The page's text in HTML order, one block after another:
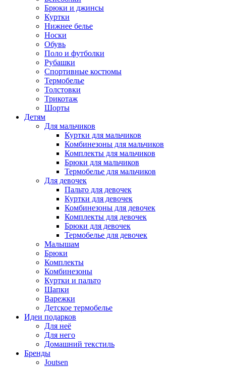
Брюки и джинсы
Куртки
Нижнее белье
Носки
Обувь
Поло и футболки
Рубашки
Спортивные костюмы
Термобелье
Толстовки
Трикотаж
Шорты
Детям
Для мальчиков
Куртки для мальчиков
Комбинезоны для мальчиков
Комплекты для мальчиков
Брюки для мальчиков
Термобелье для мальчиков
Для девочек
Пальто для девочек
Куртки для девочек
Комбинезоны для девочек
Комплекты для девочек
Брюки для девочек
Термобелье для девочек
Малышам
Брюки
Комплекты
Комбинезоны
Куртки и пальто
Шапки
Варежки
Детское термобелье
Идеи подарков
Для неё
Для него
Домашний текстиль
Бренды
Joutsen